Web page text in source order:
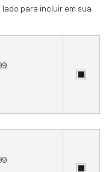
para incluir em sua